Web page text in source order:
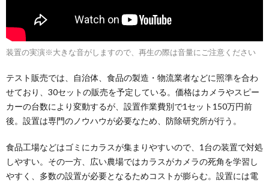
装置の実演※大きな音がしますので、再生の際は音量にご注意ください
テスト販売では、自治体、食品の製造・物流業者などに照準を合わ
せており、30セットの販売を予定している。価格はカメラやスピー
カーの台数により変動するが、設置作業費別で1セット150万円前
後。設置は専門のノウハウが必要なため、防除研究所が行う。
食品工場などはゴミにカラスが集まりやすいので、1台の装置で対処
しやすい。その一方、広い農場ではカラスがカメラの死角を学習し
やすく、多数の設置が必要となるためコストが膨らむ。設置には電